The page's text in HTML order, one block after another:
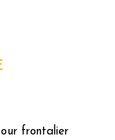
frontalier